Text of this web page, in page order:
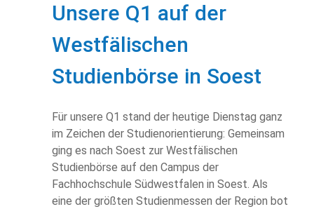
Unsere Q1 auf der
Westfälischen
Studienbörse in Soest
Für unsere Q1 stand der heutige Dienstag ganz
im Zeichen der Studienorientierung: Gemeinsam
ging es nach Soest zur Westfälischen
Studienbörse auf den Campus der
Fachhochschule Südwestfalen in Soest. Als
eine der größten Studienmessen der Region bot